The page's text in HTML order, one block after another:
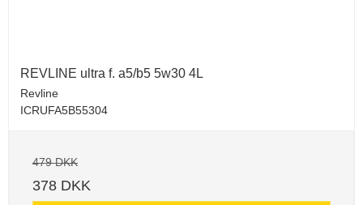
REVLINE ultra f. a5/b5 5w30 4L
Revline
ICRUFA5B55304
479 DKK
378 DKK